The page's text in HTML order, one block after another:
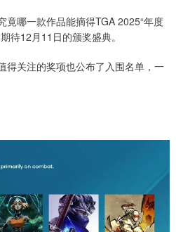
竟哪一款作品能摘得TGA 2025“年度
待12月11日的颁奖盛典。
得关注的奖项也公布了入围名单，一